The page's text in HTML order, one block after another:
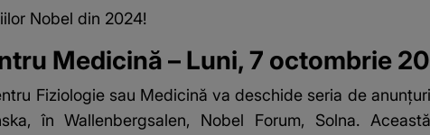
Nobel din 2024!
Medicină – Luni, 7 octombrie
Fiziologie sau Medicină va deschide seria de
în Wallenbergsalen, Nobel Forum, Solna.